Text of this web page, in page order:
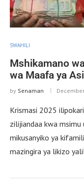
SWAHILI
Mshikamano
wa Maafa ya
by Senaman
Krismasi 2025
zilijiandaa kwa msimu
mikusanyiko ya
mazingira ya likizo